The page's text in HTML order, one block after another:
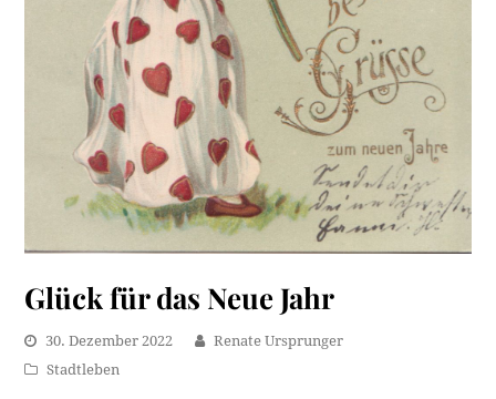
Glück für das Neue Jahr
30. Dezember 2022
Renate Ursprunger
Stadtleben